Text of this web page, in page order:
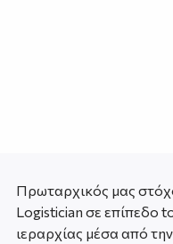
Πρωταρχικός μας
Logistician σε επίπεδο
ιεραρχίας μέσα από